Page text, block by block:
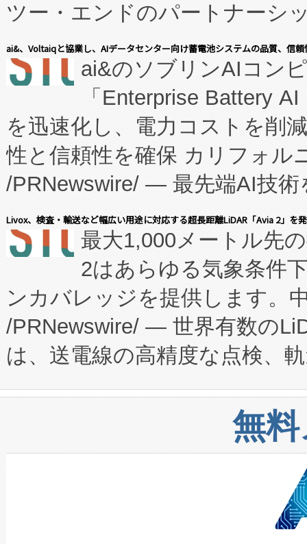
ツー・エンドのパートナーシ
表しました。 同社の実績ある
manufacturing™ (FCCM™) プ
たNeXは、バイオ医薬品製造
従来のフェッドバッチ施設の
に、患者やサプライチェーン
キー方式で拡張性が高く、持
す。FCCM‑を活用した現地生
患者にとっての費用負担を大
のアクセスを大幅に拡大する
Fully-Connected Continuous
プログラムには、施設設計・
に関する技術移転および知的
構造化トレーニングカリキュ
上げおよび商用化段階におけ
設備整備および立ち上げ調整
加組織は、Enzeneのバイオ
選定された製品について、自
取得できる可能性もあります
ai&、Voltaiqと協業し、AIデータセンター向け蓄電池システムの品質、信
ai&のソブリンAIコン
「Enterprise Battery
を迅速化し、電力コストを削
性と信頼性を確保 カリフォル
/PRNewswire/ — 最先端AI技術
会社エーアイ・アンド：本社
President原信平）と、エンタ
ードするVoltaiqは、日本にあ
ーエネルギー貯蔵システム（
た。 Voltaiq独自のAI搭載プラ
定、統合、導入、運用に至る
安全性を追跡し、確保する事
増加しているデータセンター
る電力網に大きな負担をかけ
事業者の負担軽減という課題
系統連系を迅速にし、ピーク
限を超えて利用可能な電力容
Livox、検査・輸送など幅広い用途に対応する超長距離LiDAR「Avia 2」を
最大1,000メートル先
2はあらゆる気象条件
ンカバレッジを提供します。
/PRNewswire/ — 世界有数の
は、送電線の高精度な点検、
や穀物倉庫におけるバルク材
リューション「Avia 2」を発
したAvia 2は、1,000メート
狭視野のFOVを切り替えるこ
ケーブル、枝などの細かな対
なレーザースポットにより、
無